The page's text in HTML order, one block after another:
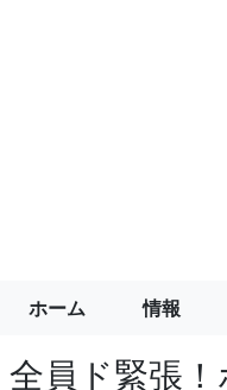
ホーム 情報
全員ド緊張